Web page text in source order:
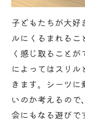
子どもたちが大好
ルにくるまれるこ
く感じ取ること
によってはスリ
きます。シーツ
いのか考えるの
会にもなる遊びで